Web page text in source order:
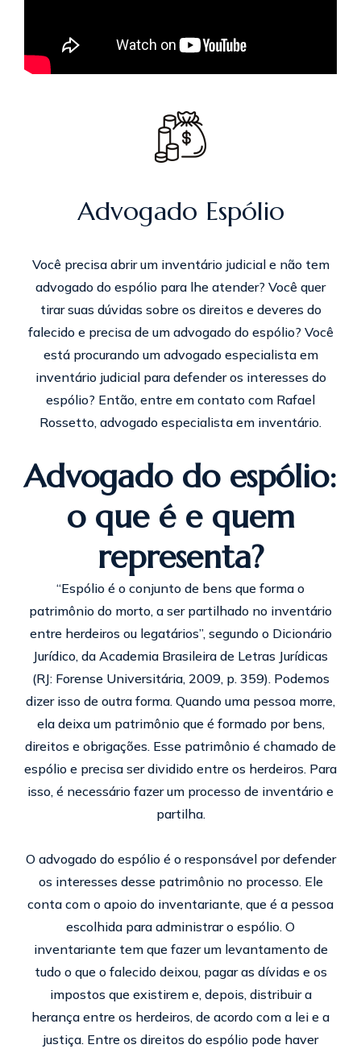
Advogado Espólio
Você precisa abrir um inventário judicial e não tem
advogado do espólio para lhe atender? Você quer
tirar suas dúvidas sobre os direitos e deveres do
falecido e precisa de um advogado do espólio? Você
está procurando um advogado especialista em
inventário judicial para defender os interesses do
espólio? Então, entre em contato com Rafael
Rossetto, advogado especialista em inventário.
Advogado do espólio:
o que é e quem
representa?
“Espólio é o conjunto de bens que forma o
patrimônio do morto, a ser partilhado no inventário
entre herdeiros ou legatários”, segundo o Dicionário
Jurídico, da Academia Brasileira de Letras Jurídicas
(RJ: Forense Universitária, 2009, p. 359). Podemos
dizer isso de outra forma. Quando uma pessoa morre,
ela deixa um patrimônio que é formado por bens,
direitos e obrigações. Esse patrimônio é chamado de
espólio e precisa ser dividido entre os herdeiros. Para
isso, é necessário fazer um processo de inventário e
partilha.
O advogado do espólio é o responsável por defender
os interesses desse patrimônio no processo. Ele
conta com o apoio do inventariante, que é a pessoa
escolhida para administrar o espólio. O
inventariante tem que fazer um levantamento de
tudo o que o falecido deixou, pagar as dívidas e os
impostos que existirem e, depois, distribuir a
herança entre os herdeiros, de acordo com a lei e a
justiça. Entre os direitos do espólio pode haver